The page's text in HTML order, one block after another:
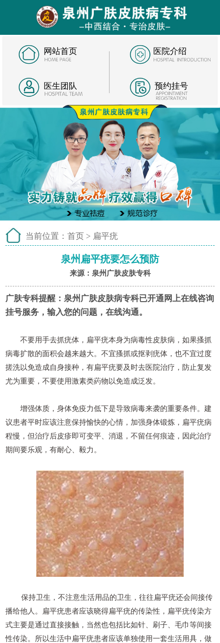
网站首页 医院介绍
医生团队 预约挂号
当前位置： 首页 > 扁平疣
泉州扁平疣要怎么预防
来源：泉州广肤皮肤专科
广肤专科提醒： 泉州广肤皮肤病专科已开通网上在线咨询
挂号服务，输入您的问题，在线沟通。
不要用手去抓疣体，扁平疣本身为病毒性皮肤病，如果搔抓
病毒扩散的面积会越来越大。不宜搔抓或抠剥疣体，也不宜过度
搓洗以免造成自身接种，有扁平疣要及时去医院治疗，防止复发
尤为重要，不要使用激素类葯物以免造成泛发。
增强体质，身体免疫力低下是导致病毒来袭的重要条件。建
议患者平时应该注意保持愉快的心情，加强身体锻炼，扁平疣病
程慢，但治疗后皮疹即可变平、消退，不留任何痕迹，因此治疗
期间要乐观，有耐心、毅力。
保持卫生，不注意生活用品的卫生，往往扁平疣还会间接传
播给他人。扁平疣患者应该晓得扁平疣的传染性，扁平疣传染方
式主要是通过直接接触，当然也包括比如针、刷子、毛巾等间接
性传染。所以生活中扁平疣患者应该单独使用一套生活用具，做